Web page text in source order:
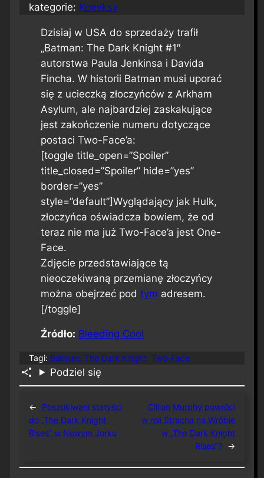
kategorie: Komiksy
Dzisiaj w USA do sprzedaży trafił
„Batman: The Dark Knight #1″
autorstwa Paula Jenkinsa i Davida
Fincha. W historii Batman musi uporać
się z ucieczką złoczyńców z Arkham
Asylum, ale najbardziej zaskakujące
jest zakończenie numeru dotyczące
postaci Two-Face’a:
[toggle title_open=”Spoiler”
title_closed=”Spoiler” hide=”yes”
border=”yes”
style=”default”]Wyglądający jak Hulk,
złoczyńca oświadcza bowiem, że od
teraz nie ma już Two-Face’a jest One-
Face.
Zdjęcie przedstawiające tą
nieoczekiwaną przemianę złoczyńcy
można obejrzeć pod tym adresem.
[/toggle]
Źródło: Bleeding Cool
Tagi: Batman: The Dark Knight Two-Face
Podziel się
←
Poszukiwani statyści
do „The Dark Knight
Rises” w Nowym Jorku
Cillian Murphy powróci
w roli Stracha na Wróble
w „The Dark Knight
Rises”? →